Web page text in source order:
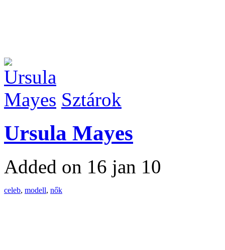
Sztárok
Ursula Mayes
Added on 16 jan 10
celeb, modell, nők